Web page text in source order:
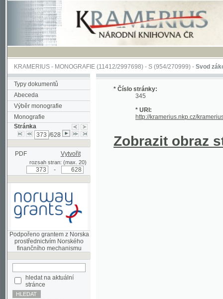
KRAMERIUS-MONOGRAFIE(11412/2997698) -S (954/270999)-Svod zákonův
Typy dokumentů
Abeceda
Výběr monografie
Monografie
Stránka
/628
PDF Vytvořit
rozsah stran: (max. 20)
Podpořeno grantem z Norska
prostřednictvím Norského
hledat na aktuální
stránce
Pokročilé vyhledávání
* Číslo stránky:
345
* URI:
http://kramerius.nkp.cz/kramerius/